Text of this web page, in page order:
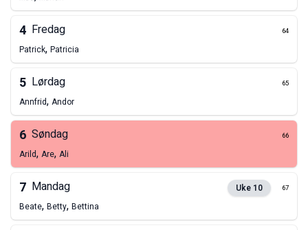
4 Fredag 64
Patrick, Patricia
5 Lørdag 65
Annfrid, Andor
6 Søndag 66
Arild, Are, Ali
7 Mandag Uke 10 67
Beate, Betty, Bettina